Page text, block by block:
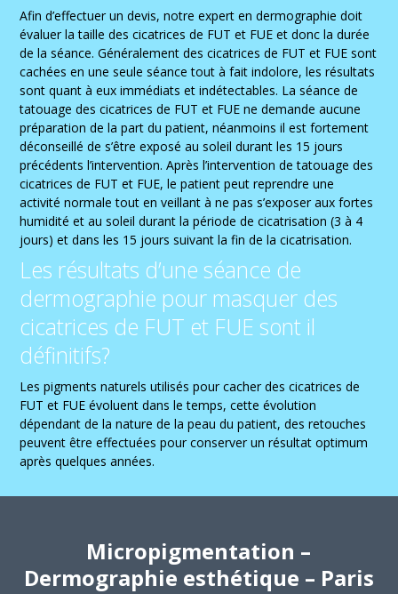
Afin d’effectuer un devis, notre expert en dermographie doit
évaluer la taille des cicatrices de FUT et FUE et donc la durée
de la séance. Généralement des cicatrices de FUT et FUE sont
cachées en une seule séance tout à fait indolore, les résultats
sont quant à eux immédiats et indétectables. La séance de
tatouage des cicatrices de FUT et FUE ne demande aucune
préparation de la part du patient, néanmoins il est fortement
déconseillé de s’être exposé au soleil durant les 15 jours
précédents l’intervention. Après l’intervention de tatouage des
cicatrices de FUT et FUE, le patient peut reprendre une
activité normale tout en veillant à ne pas s’exposer aux fortes
humidité et au soleil durant la période de cicatrisation (3 à 4
jours) et dans les 15 jours suivant la fin de la cicatrisation.
Les résultats d’une séance de
dermographie pour masquer des
cicatrices de FUT et FUE sont il
définitifs?
Les pigments naturels utilisés pour cacher des cicatrices de
FUT et FUE évoluent dans le temps, cette évolution
dépendant de la nature de la peau du patient, des retouches
peuvent être effectuées pour conserver un résultat optimum
après quelques années.
Micropigmentation –
Dermographie esthétique – Paris